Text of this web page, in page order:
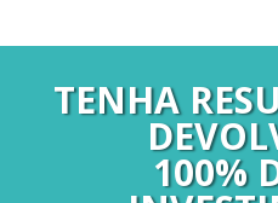
TENHA
100%